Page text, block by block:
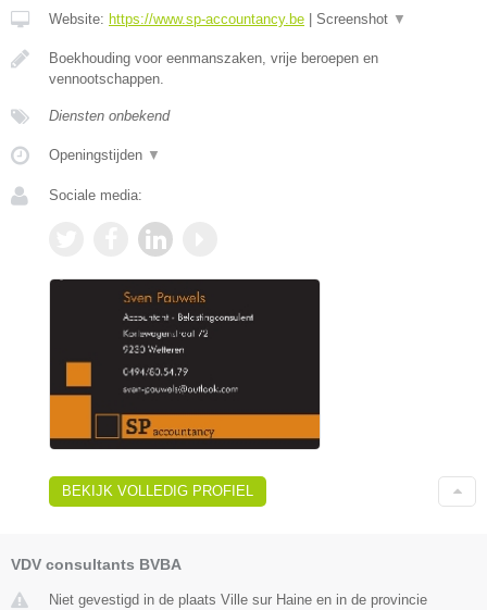
Website: https://www.sp-accountancy.be Screenshot ▼
Boekhouding voor eenmanszaken, vrije beroepen en
vennootschappen.
Diensten onbekend
Openingstijden ▼
Sociale media:
BEKIJK VOLLEDIG PROFIEL
VDV consultants BVBA
Niet gevestigd in de plaats Ville sur Haine en in de provincie